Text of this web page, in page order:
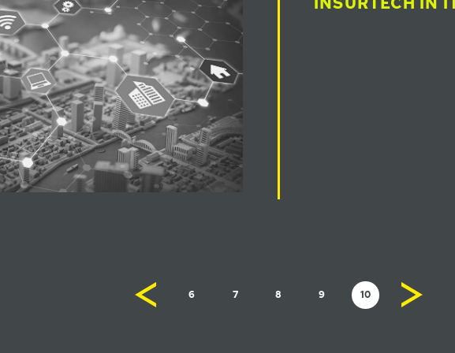
6 7 8 9 10